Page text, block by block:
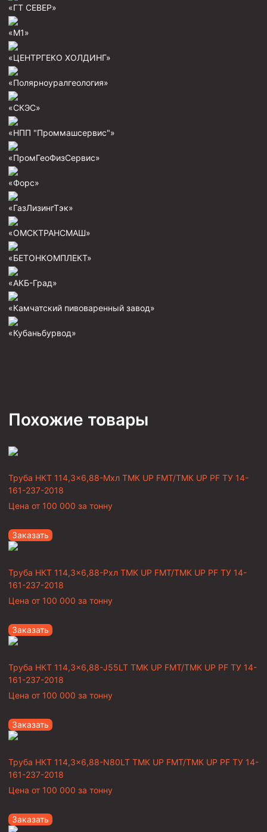
«ГТ СЕВЕР»
«М1»
«ЦЕНТРГЕКО ХОЛДИНГ»
«Полярноуралгеология»
«СКЭС»
«НПП "Проммашсервис"»
«ПромГеоФизСервис»
«Форс»
«ГазЛизингТэк»
«ОМСКТРАНСМАШ»
«БЕТОНКОМПЛЕКТ»
«АКБ-Град»
«Камчатский пивоваренный завод»
«Кубаньбурвод»
Похожие товары
Труба НКТ 114,3×6,88-Мхл ТМК UP FMT/ТМК UP PF ТУ 14-
161-237-2018
Цена от 100 000 за тонну
Заказать
Труба НКТ 114,3×6,88-Рхл ТМК UP FMT/ТМК UP PF ТУ 14-
161-237-2018
Цена от 100 000 за тонну
Заказать
Труба НКТ 114,3×6,88-J55LT ТМК UP FMT/ТМК UP PF ТУ 14-
161-237-2018
Цена от 100 000 за тонну
Заказать
Труба НКТ 114,3×6,88-N80LT ТМК UP FMT/ТМК UP PF ТУ 14-
161-237-2018
Цена от 100 000 за тонну
Заказать